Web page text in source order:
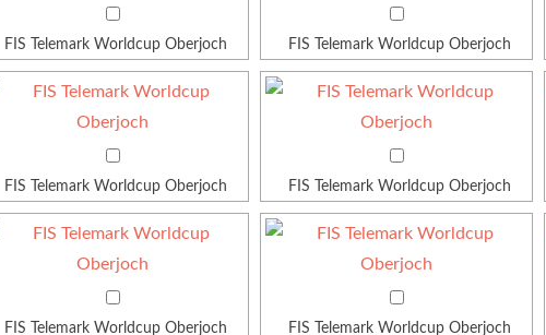
FIS Telemark Worldcup Oberjoch FIS Telemark Worldcup Oberjoch
FIS Telemark Worldcup Oberjoch FIS Telemark Worldcup Oberjoch
FIS Telemark Worldcup Oberjoch FIS Telemark Worldcup Oberjoch